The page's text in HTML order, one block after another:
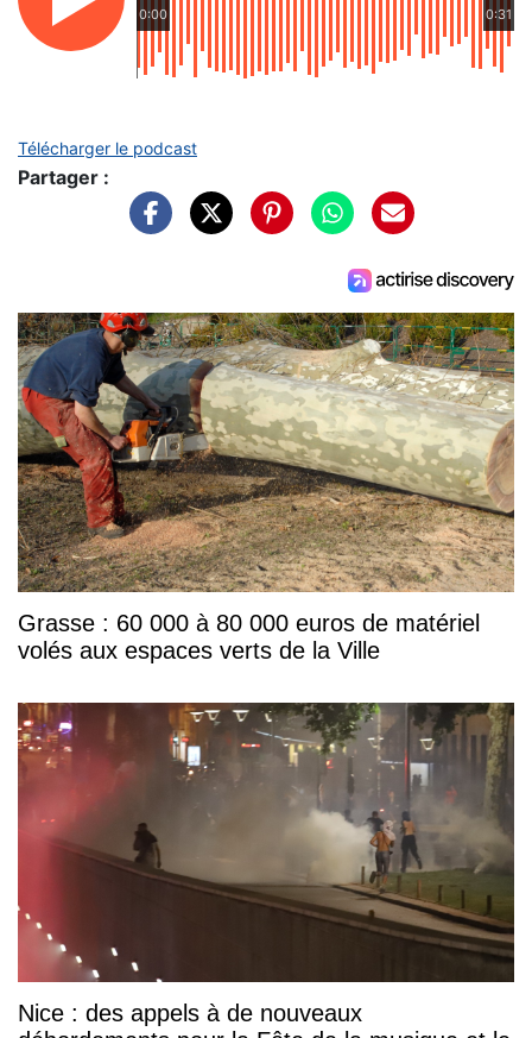
0:00 0:31
Télécharger le podcast
Partager :
Grasse : 60 000 à 80 000 euros de matériel
volés aux espaces verts de la Ville
Nice : des appels à de nouveaux